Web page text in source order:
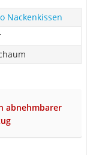
Nackenkissen
abnehmbarer